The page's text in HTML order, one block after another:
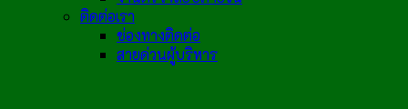
ติดต่อเรา
ช่องทางติดต่อ
สายด่วนผู้บริหาร